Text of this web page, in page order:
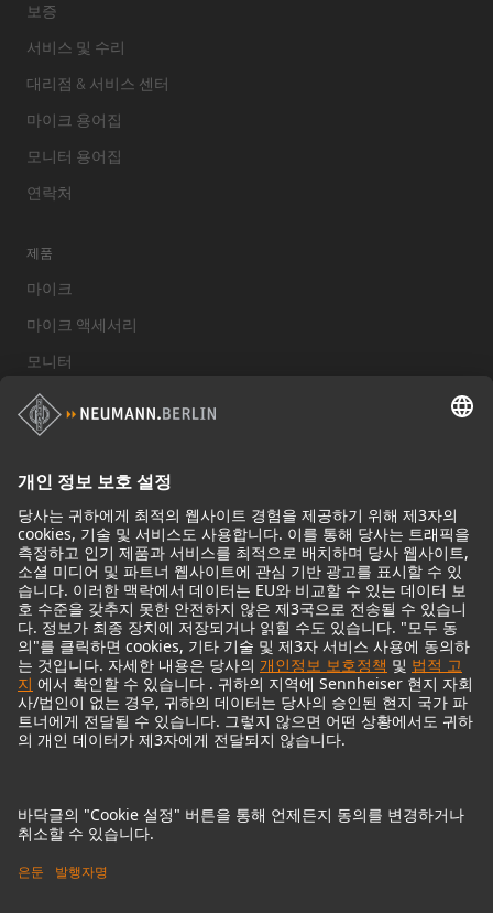
보증
서비스 및 수리
대리점 & 서비스 센터
마이크 용어집
모니터 용어집
연락처
제품
마이크
마이크 액세서리
모니터
스튜디오 모니터 액세서리
헤드폰
기념적인 마이크
Audio Interface
Imprint
Privacy policy